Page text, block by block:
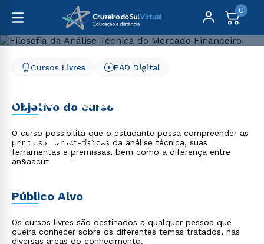
0
Cursos Livres
Gestão e Negócios
Filosofia da Análise
Técnica do Mercado
Financeiro
Cursos Livres EAD Digital
Objetivo do curso
O curso possibilita que o estudante possa compreender as
principais características da análise técnica, suas
ferramentas e premissas, bem como a diferença entre
an&aacut
Público Alvo
Os cursos livres são destinados a qualquer pessoa que
queira conhecer sobre os diferentes temas tratados, nas
diversas áreas do conhecimento.